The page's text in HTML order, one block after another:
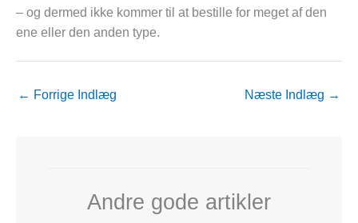
– og dermed ikke kommer til at bestille for meget af den
ene eller den anden type.
← Forrige Indlæg Næste Indlæg →
Andre gode artikler